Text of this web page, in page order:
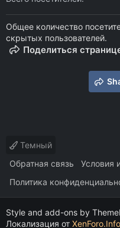
Общее количество
скрытых пользователей.
Поделиться
Темный
Обратная связь
Условия
Политика
Style and add-ons by
Локализация от XenForo.Info